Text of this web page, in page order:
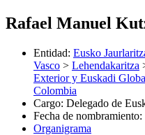
Rafael Manuel
Entidad: Eusko
Vasco > Lehendakaritza
Exterior y Euskadi
Colombia
Cargo: Delegado de
Fecha de nombramiento:
Organigrama